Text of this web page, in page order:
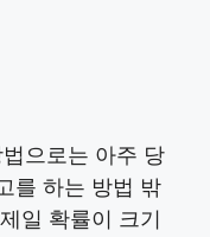
으로는 아주 당
를 하는 방법 밖
일 확률이 크기